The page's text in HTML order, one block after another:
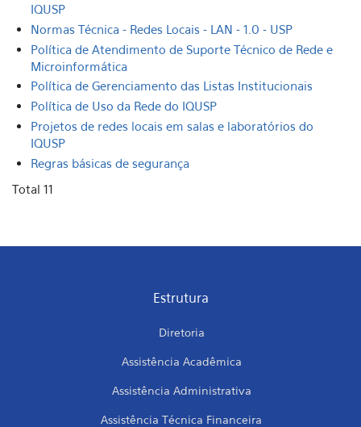
IQUSP
Normas Técnica - Redes Locais - LAN - 1.0 - USP
Política de Atendimento de Suporte Técnico de Rede e
Microinformática
Política de Gerenciamento das Listas Institucionais
Política de Uso da Rede do IQUSP
Projetos de redes locais em salas e laboratórios do
IQUSP
Regras básicas de segurança
Total 11
Estrutura
Diretoria
Assistência Acadêmica
Assistência Administrativa
Assistência Técnica Financeira